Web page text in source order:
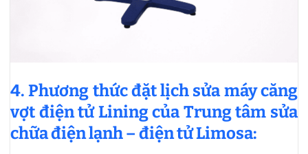
4. Phương thức đặt lịch sửa máy căng
vợt điện tử Lining của Trung tâm sửa
chữa điện lạnh – điện tử Limosa: